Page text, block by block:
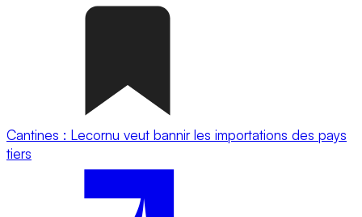
Cantines : Lecornu veut bannir les importations des pays
tiers